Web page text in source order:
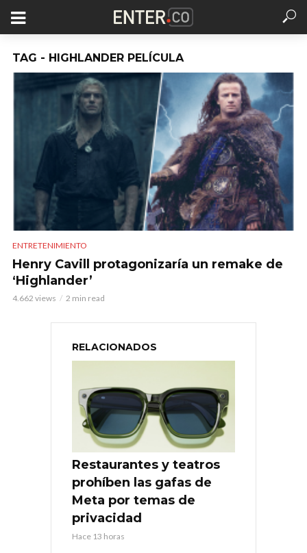
TAG - HIGHLANDER PELÍCULA
ENTRETENIMIENTO
Henry Cavill protagonizaría un remake de
‘Highlander’
4.662 views 2 min read
RELACIONADOS
Restaurantes y teatros
prohíben las gafas de
Meta por temas de
privacidad
Hace 13 horas